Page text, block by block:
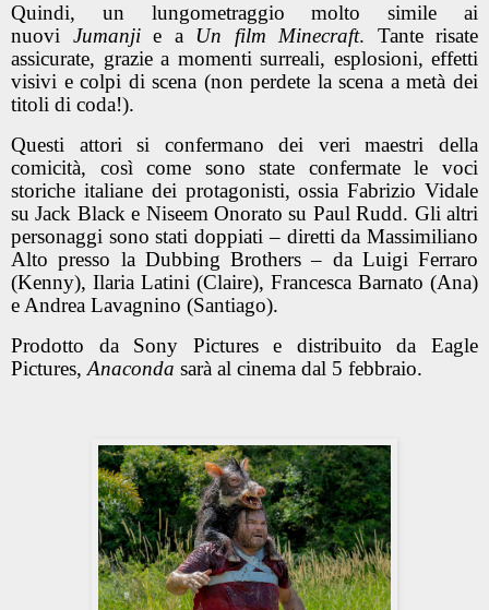
Quindi, un lungometraggio molto simile ai
nuovi Jumanji e a Un film Minecraft. Tante risate
assicurate, grazie a momenti surreali, esplosioni, effetti
visivi e colpi di scena (non perdete la scena a metà dei
titoli di coda!).
Questi attori si confermano dei veri maestri della
comicità, così come sono state confermate le voci
storiche italiane dei protagonisti, ossia Fabrizio Vidale
su Jack Black e Niseem Onorato su Paul Rudd. Gli altri
personaggi sono stati doppiati – diretti da Massimiliano
Alto presso la Dubbing Brothers – da Luigi Ferraro
(Kenny), Ilaria Latini (Claire), Francesca Barnato (Ana)
e Andrea Lavagnino (Santiago).
Prodotto da Sony Pictures e distribuito da Eagle
Pictures, Anaconda sarà al cinema dal 5 febbraio.